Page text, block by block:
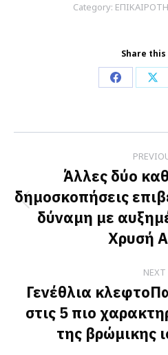
Category:
Share
Share
Facebook
X
navigation
Άλλες δύο
δημοσκοπήσεις
δύναμη με
Χρυσή
NEXT
Γενέθλια
στις 5 πιο
της βρώμικης